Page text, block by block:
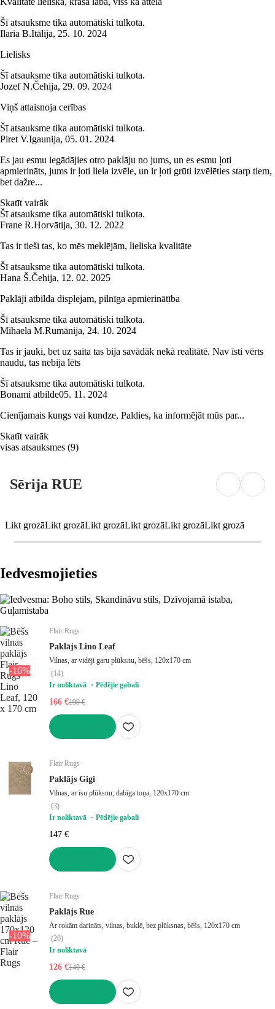
Šī atsauksme tika automātiski tulkota.
Ilaria B.Itālija, 25. 10. 2024
Lielisks
Šī atsauksme tika automātiski tulkota.
Jozef N.Čehija, 29. 09. 2024
Viņš attaisnoja cerības
Šī atsauksme tika automātiski tulkota.
Piret V.Igaunija, 05. 01. 2024
Es jau esmu iegādājies otro paklāju no jums, un es esmu ļoti
apmierināts, jums ir ļoti liela izvēle, un ir ļoti grūti izvēlēties starp tiem,
bet dažre...
Skatīt vairāk
Šī atsauksme tika automātiski tulkota.
Frane R.Horvātija, 30. 12. 2022
Tas ir tieši tas, ko mēs meklējām, lieliska kvalitāte
Šī atsauksme tika automātiski tulkota.
Hana Š.Čehija, 12. 02. 2025
Paklāji atbilda displejam, pilnīga apmierinātība
Šī atsauksme tika automātiski tulkota.
Mihaela M.Rumānija, 24. 10. 2024
Tas ir jauki, bet uz saita tas bija savādāk nekā realitātē. Nav īsti vērts
naudu, tas nebija lēts
Šī atsauksme tika automātiski tulkota.
Bonami atbilde05. 11. 2024
Cienījamais kungs vai kundze, Paldies, ka informējāt mūs par...
Skatīt vairāk
visas atsauksmes (9)
Sērija RUE
Likt grozāLikt grozāLikt grozāLikt grozāLikt grozāLikt grozā
Iedvesmojieties
-16%
Flair Rugs
Paklājs Lino Leaf
Vilnas, ar vidēji garu plūksnu, bēšs, 120x170 cm
(14)
Ir noliktavā
Pēdējie gabali
166 €199 €
Flair Rugs
Paklājs Gigi
Vilnas, ar īsu plūksnu, dabīga toņa, 120x170 cm
(3)
Ir noliktavā
Pēdējie gabali
147 €
-10%
Flair Rugs
Paklājs Rue
Ar rokām darināts, vilnas, buklē, bez plūksnas, bēšs, 120x170 cm
(20)
Ir noliktavā
126 €140 €